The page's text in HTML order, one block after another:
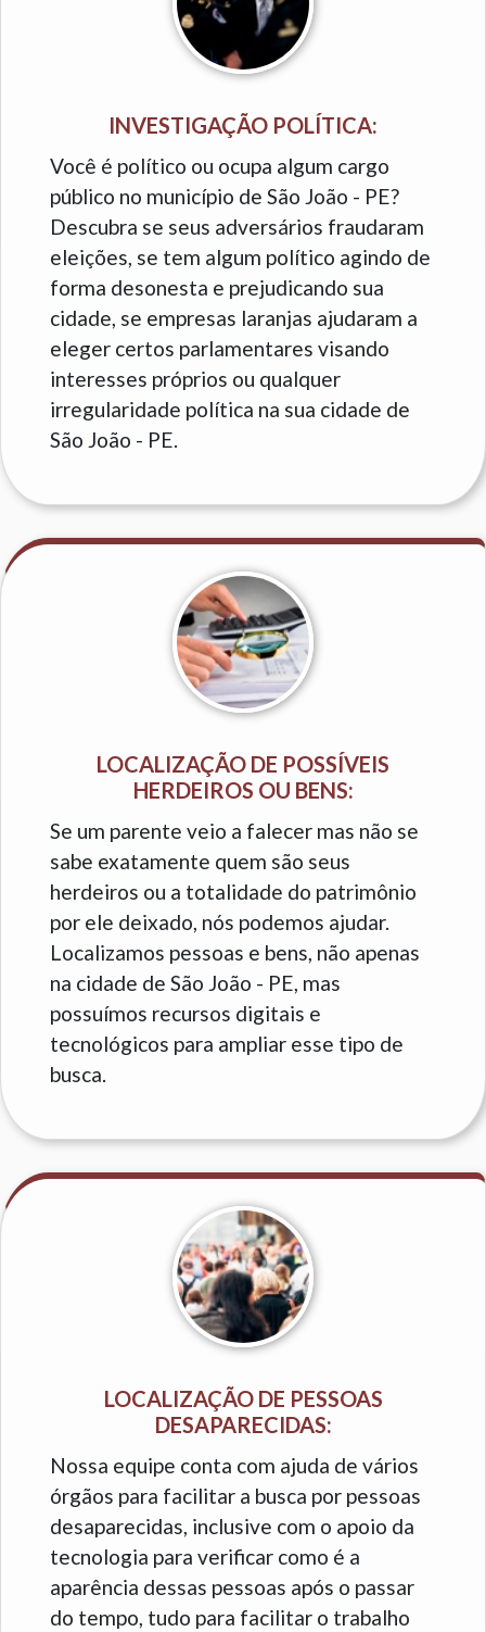
INVESTIGAÇÃO POLÍTICA:
Você é político ou ocupa algum cargo
público no município de São João - PE?
Descubra se seus adversários fraudaram
eleições, se tem algum político agindo de
forma desonesta e prejudicando sua
cidade, se empresas laranjas ajudaram a
eleger certos parlamentares visando
interesses próprios ou qualquer
irregularidade política na sua cidade de
São João - PE.
LOCALIZAÇÃO DE POSSÍVEIS
HERDEIROS OU BENS:
Se um parente veio a falecer mas não se
sabe exatamente quem são seus
herdeiros ou a totalidade do patrimônio
por ele deixado, nós podemos ajudar.
Localizamos pessoas e bens, não apenas
na cidade de São João - PE, mas
possuímos recursos digitais e
tecnológicos para ampliar esse tipo de
busca.
LOCALIZAÇÃO DE PESSOAS
DESAPARECIDAS:
Nossa equipe conta com ajuda de vários
órgãos para facilitar a busca por pessoas
desaparecidas, inclusive com o apoio da
tecnologia para verificar como é a
aparência dessas pessoas após o passar
do tempo, tudo para facilitar o trabalho